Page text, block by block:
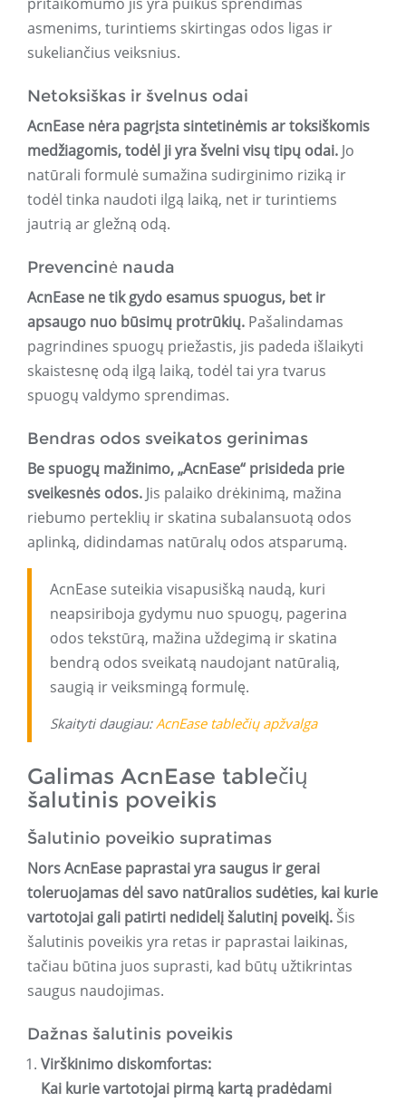
asmenims, turintiems skirtingas odos ligas ir
sukeliančius veiksnius.
Netoksiškas ir švelnus odai
AcnEase nėra pagrįsta sintetinėmis ar toksiškomis
medžiagomis, todėl ji yra švelni visų tipų odai. Jo
natūrali formulė sumažina sudirginimo riziką ir
todėl tinka naudoti ilgą laiką, net ir turintiems
jautrią ar gležną odą.
Prevencinė nauda
AcnEase ne tik gydo esamus spuogus, bet ir
apsaugo nuo būsimų protrūkių. Pašalindamas
pagrindines spuogų priežastis, jis padeda išlaikyti
skaistesnę odą ilgą laiką, todėl tai yra tvarus
spuogų valdymo sprendimas.
Bendras odos sveikatos gerinimas
Be spuogų mažinimo, „AcnEase“ prisideda prie
sveikesnės odos. Jis palaiko drėkinimą, mažina
riebumo perteklių ir skatina subalansuotą odos
aplinką, didindamas natūralų odos atsparumą.
AcnEase suteikia visapusišką naudą, kuri
neapsiriboja gydymu nuo spuogų, pagerina
odos tekstūrą, mažina uždegimą ir skatina
bendrą odos sveikatą naudojant natūralią,
saugią ir veiksmingą formulę.
Skaityti daugiau:AcnEase tablečių apžvalga
Galimas AcnEase tablečių
šalutinis poveikis
Šalutinio poveikio supratimas
Nors AcnEase paprastai yra saugus ir gerai
toleruojamas dėl savo natūralios sudėties, kai kurie
vartotojai gali patirti nedidelį šalutinį poveikį. Šis
šalutinis poveikis yra retas ir paprastai laikinas,
tačiau būtina juos suprasti, kad būtų užtikrintas
saugus naudojimas.
Dažnas šalutinis poveikis
Virškinimo diskomfortas:
Kai kurie vartotojai pirmą kartą pradėdami